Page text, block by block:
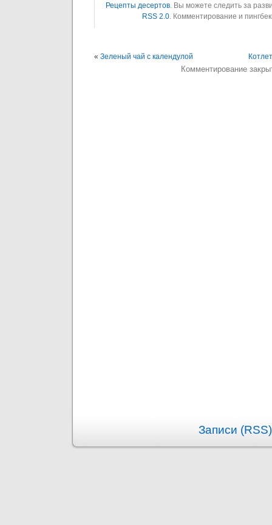
Рецепты десертов. Вы можете следить за
RSS 2.0. Комментирование и
« Зеленый чай с календулой
Комментирование
Записи (RSS)